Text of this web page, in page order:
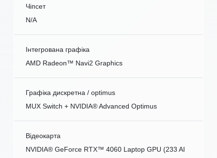
Чіпсет
N/A
Інтегрована графіка
AMD Radeon™ Navi2 Graphics
Графіка дискретна / optimus
MUX Switch + NVIDIA® Advanced Optimus
Відеокарта
NVIDIA® GeForce RTX™ 4060 Laptop GPU (233 AI